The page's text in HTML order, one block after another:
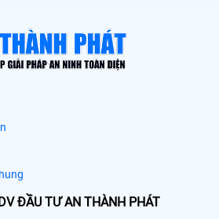
ĐẦU TƯ AN THÀNH PHÁT